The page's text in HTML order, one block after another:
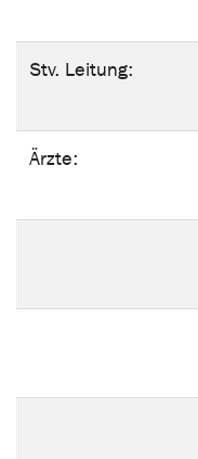
Stv. Leitung:
Ärzte: